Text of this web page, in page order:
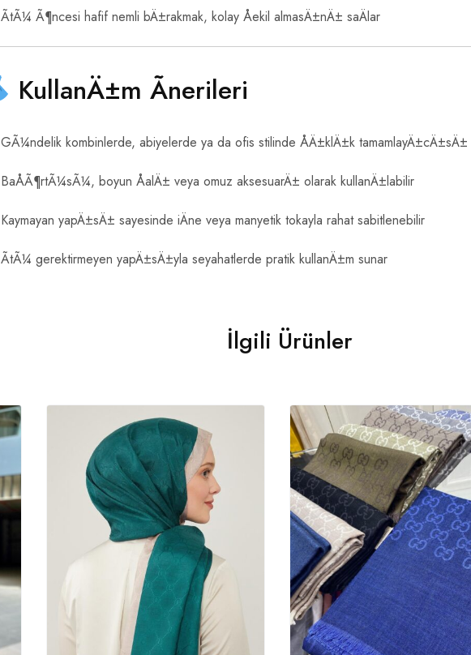
ÃtÃ¼ Ã¶ncesi hafif nemli bÄ±rakmak, kolay Åekil almasÄ±nÄ± saÄlar
KullanÄ±m Ãnerileri
GÃ¼ndelik kombinlerde, abiyelerde ya da ofis stilinde ÅÄ±klÄ±k tamamlayÄ±cÄ±sÄ±
BaÅÃ¶rtÃ¼sÃ¼, boyun ÅalÄ± veya omuz aksesuarÄ± olarak kullanÄ±labilir
Kaymayan yapÄ±sÄ± sayesinde iÄne veya manyetik tokayla rahat sabitlenebilir
ÃtÃ¼ gerektirmeyen yapÄ±sÄ±yla seyahatlerde pratik kullanÄ±m sunar
İlgili Ürünler